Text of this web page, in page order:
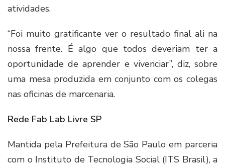
atividades.
“Foi muito gratificante ver o resultado final ali na
nossa frente. É algo que todos deveriam ter a
oportunidade de aprender e vivenciar”, diz, sobre
uma mesa produzida em conjunto com os colegas
nas oficinas de marcenaria.
Rede Fab Lab Livre SP
Mantida pela Prefeitura de São Paulo em parceria
com o Instituto de Tecnologia Social (ITS Brasil), a